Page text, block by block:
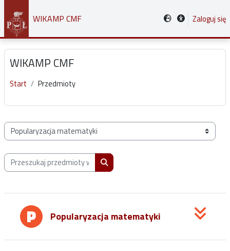
Przejdź do głównej zawartości
WIKAMP CMF Zaloguj się
WIKAMP CMF
Start Przedmioty
Kategorie przedmiotów
Przeszukaj przedmioty wg nazwy, opisu lub prowadzącego
Przeszukaj przedmioty wg nazwy,
Popularyzacja matematyki